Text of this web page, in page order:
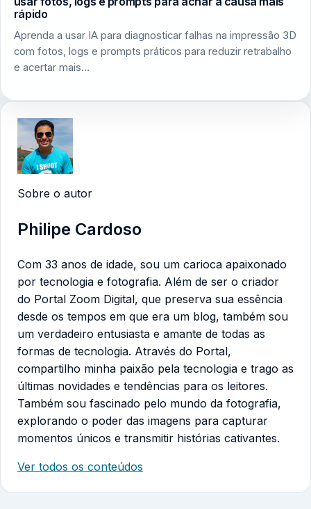
rápido
Aprenda a usar IA para diagnosticar falhas na impressão 3D
com fotos, logs e prompts práticos para reduzir retrabalho
e acertar mais…
Sobre o autor
Philipe Cardoso
Com 33 anos de idade, sou um carioca apaixonado
por tecnologia e fotografia. Além de ser o criador
do Portal Zoom Digital, que preserva sua essência
desde os tempos em que era um blog, também sou
um verdadeiro entusiasta e amante de todas as
formas de tecnologia. Através do Portal,
compartilho minha paixão pela tecnologia e trago as
últimas novidades e tendências para os leitores.
Também sou fascinado pelo mundo da fotografia,
explorando o poder das imagens para capturar
momentos únicos e transmitir histórias cativantes.
Ver todos os conteúdos